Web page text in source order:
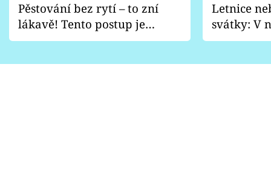
Pěstování bez rytí – to zní
lákavě! Tento postup je
vhodný jen pro některé
Letnice
svátky: V
pondělí